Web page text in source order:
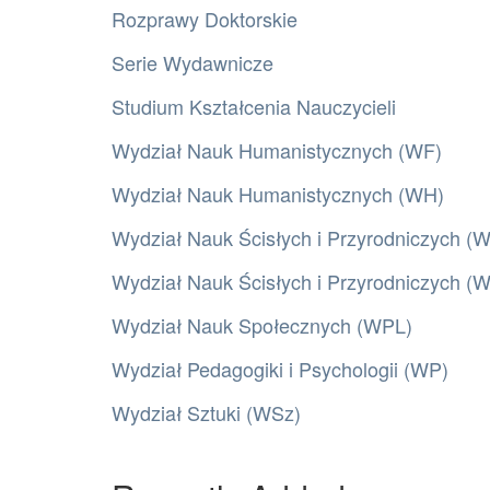
Rozprawy Doktorskie
Serie Wydawnicze
Studium Kształcenia Nauczycieli
Wydział Nauk Humanistycznych (WF)
Wydział Nauk Humanistycznych (WH)
Wydział Nauk Ścisłych i Przyrodniczych
Wydział Nauk Ścisłych i Przyrodniczych
Wydział Nauk Społecznych (WPL)
Wydział Pedagogiki i Psychologii (WP)
Wydział Sztuki (WSz)